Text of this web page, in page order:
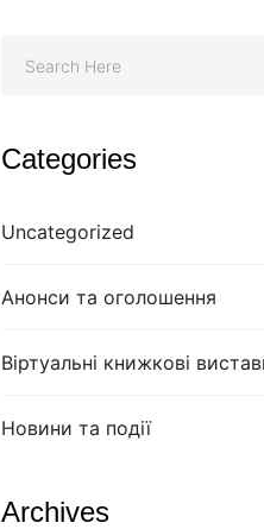
Categories
Uncategorized
Анонси та оголошення
Віртуальні книжкові
Новини та події
Archives